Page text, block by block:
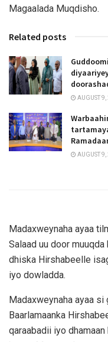
Magaalada Muqdisho.
Related posts
AUGUST
AUGUST
Madaxweynaha ayaa
Salaad uu door
dhiska Hirshabeelle
iyo dowladda.
Madaxweynaha ayaa si
Baarlamaanka
qaraabadii iyo